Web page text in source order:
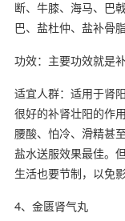
断、牛膝、海马、巴
巴、盐杜仲、盐补骨脂
功效：主要功效就是补
适宜人群：适用于肾
很好的补肾壮阳的作
腰酸、怕冷、滑精甚
盐水送服效果最佳。
生活也要节制，以免影
4、金匮肾气丸